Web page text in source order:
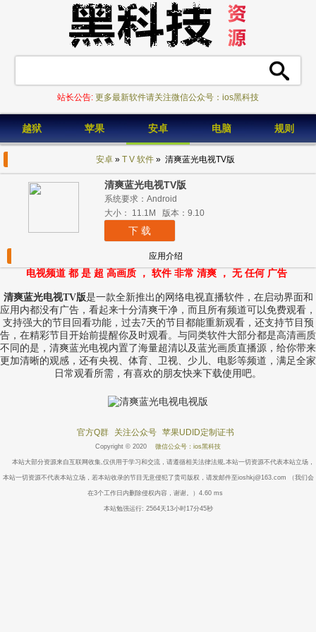
站长公告: 更多最新软件请关注微信公众号：ios黑科技
越狱 苹果 安卓 电脑 规则
安卓 » T V 软件 » 清爽蓝光电视TV版
清爽蓝光电视TV版
系统要求：Android
大小： 11.1M 版本：9.10
下 载
应用介绍
电视频道 都 是 超 高画质 ， 软件 非常 清爽 ， 无 任何 广告
清爽蓝光电视TV版是一款全新推出的网络电视直播软件，在启动界面和
应用内都没有广告，看起来十分清爽干净，而且所有频道可以免费观看，
支持强大的节目回看功能，过去7天的节目都能重新观看，还支持节目预
告，在精彩节目开始前提醒你及时观看。与同类软件大部分都是高清画质
不同的是，清爽蓝光电视内置了海量超清以及蓝光画质直播源，给你带来
更加清晰的观感，还有央视、体育、卫视、少儿、电影等频道，满足全家
日常观看所需，有喜欢的朋友快来下载使用吧。
官方Q群 关注公众号 苹果UDID定制证书
Copyright © 2020 微信公众号：ios黑科技
本站大部分资源来自互联网收集,仅供用于学习和交流，请遵循相关法律法规,本站一切资源不代表本站立场，
本站一切资源不代表本站立场，若本站收录的节目无意侵犯了贵司版权，请发邮件至ioshkj@163.com （我们会
在3个工作日内删除侵权内容，谢谢。）4.60 ms
本站勉强运行: 2564天13小时17分45秒